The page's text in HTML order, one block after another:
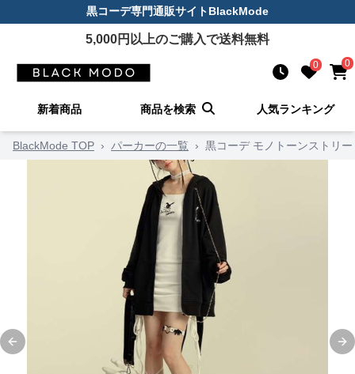
黒コーデ専門通販サイトBlackMode
5,000円以上のご購入で送料無料
0 0
新着商品 商品を検索 人気ランキング
BlackMode TOP › パーカーの一覧 › 黒コーデ モノトーンストリ
Previous slide